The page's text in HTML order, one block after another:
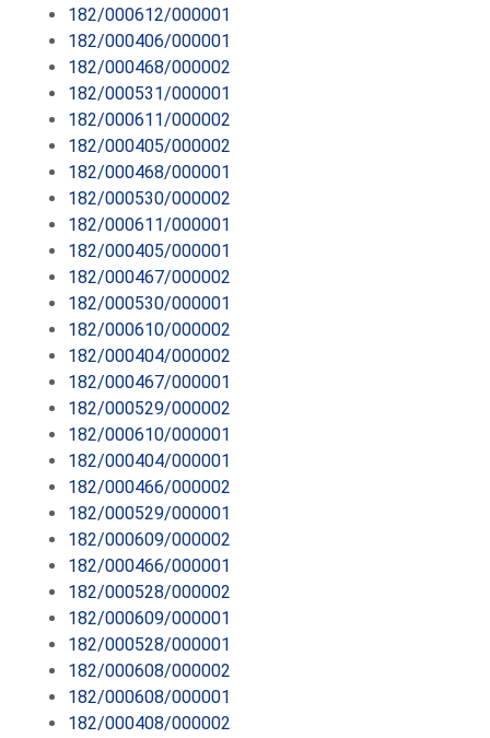
182/000612/000001
182/000406/000001
182/000468/000002
182/000531/000001
182/000611/000002
182/000405/000002
182/000468/000001
182/000530/000002
182/000611/000001
182/000405/000001
182/000467/000002
182/000530/000001
182/000610/000002
182/000404/000002
182/000467/000001
182/000529/000002
182/000610/000001
182/000404/000001
182/000466/000002
182/000529/000001
182/000609/000002
182/000466/000001
182/000528/000002
182/000609/000001
182/000528/000001
182/000608/000002
182/000608/000001
182/000408/000002